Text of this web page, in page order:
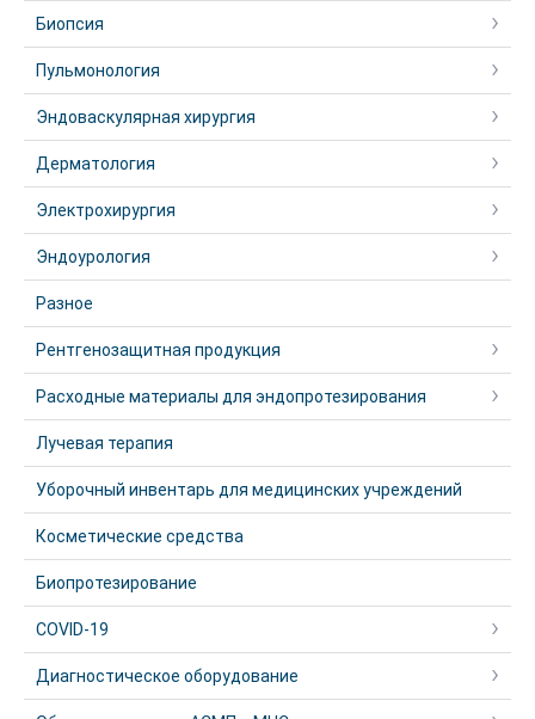
Биопсия
Пульмонология
Эндоваскулярная хирургия
Дерматология
Электрохирургия
Эндоурология
Разное
Рентгенозащитная продукция
Расходные материалы для эндопротезирования
Лучевая терапия
Уборочный инвентарь для медицинских учреждений
Косметические средства
Биопротезирование
COVID-19
Диагностическое оборудование